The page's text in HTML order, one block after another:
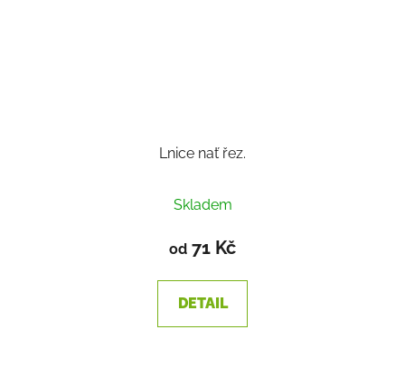
Lnice nať řez.
Skladem
od 71 Kč
DETAIL